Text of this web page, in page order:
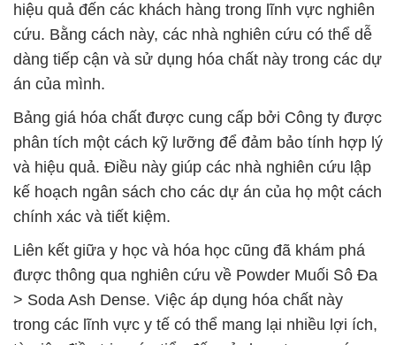
hiệu quả đến các khách hàng trong lĩnh vực nghiên
cứu. Bằng cách này, các nhà nghiên cứu có thể dễ
dàng tiếp cận và sử dụng hóa chất này trong các dự
án của mình.
Bảng giá hóa chất được cung cấp bởi Công ty được
phân tích một cách kỹ lưỡng để đảm bảo tính hợp lý
và hiệu quả. Điều này giúp các nhà nghiên cứu lập
kế hoạch ngân sách cho các dự án của họ một cách
chính xác và tiết kiệm.
Liên kết giữa y học và hóa học cũng đã khám phá
được thông qua nghiên cứu về Powder Muối Sô Đa
> Soda Ash Dense. Việc áp dụng hóa chất này
trong các lĩnh vực y tế có thể mang lại nhiều lợi ích,